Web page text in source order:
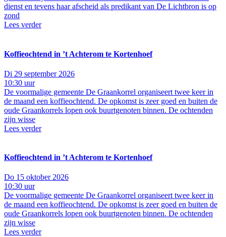
dienst en tevens haar afscheid als predikant van De Lichtbron is op
zond
Lees verder
Koffieochtend in ’t Achterom te Kortenhoef
Di 29 september 2026
10:30 uur
De voormalige gemeente De Graankorrel organiseert twee keer in
de maand een koffieochtend. De opkomst is zeer goed en buiten de
oude Graankorrels lopen ook buurtgenoten binnen. De ochtenden
zijn wisse
Lees verder
Koffieochtend in ’t Achterom te Kortenhoef
Do 15 oktober 2026
10:30 uur
De voormalige gemeente De Graankorrel organiseert twee keer in
de maand een koffieochtend. De opkomst is zeer goed en buiten de
oude Graankorrels lopen ook buurtgenoten binnen. De ochtenden
zijn wisse
Lees verder